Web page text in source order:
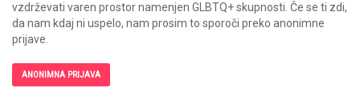
vzdrževati varen prostor namenjen GLBTQ+ skupnosti. Če se ti zdi,
da nam kdaj ni uspelo, nam prosim to sporoči preko anonimne
prijave.
ANONIMNA PRIJAVA